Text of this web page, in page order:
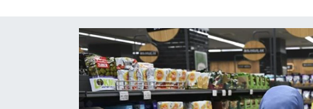
EĞİTİM